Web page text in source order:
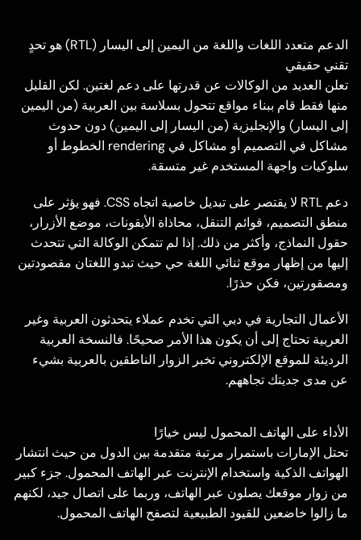
الدعم متعدد اللغات واللغة من اليمين إلى اليسار (RTL) هو تحدٍ
تقني حقيقي
تعلن العديد من الوكالات عن قدرتها على دعم لغتين. لكن القليل
منها فقط قام ببناء مواقع تتحول بسلاسة بين العربية (من اليمين
إلى اليسار) والإنجليزية (من اليسار إلى اليمين) دون حدوث
مشاكل في التصميم أو مشاكل في rendering الخطوط أو
سلوكيات واجهة المستخدم غير متسقة.
دعم RTL لا يقتصر على تبديل خاصية اتجاه CSS. فهو يؤثر على
منطق التصميم، قوائم التنقل، محاذاة الأيقونات، موضع الأزرار،
حقول النماذج، وأكثر من ذلك. إذا لم تتمكن الوكالة التي تتحدث
إليها من إظهار موقع ثنائي اللغة حي حيث تبدو اللغتان مقصودتين
ومصقورتين، فكن حذرًا.
الأعمال التجارية في دبي التي تخدم عملاء يتحدثون العربية وغير
العربية تحتاج إلى أن يكون هذا الأمر صحيحًا. فالنسخة العربية
الرديئة للموقع الإلكتروني تخبر الزوار الناطقين بالعربية بشيء
عن مدى جديتك تجاههم.
الأداء على الهاتف المحمول ليس خيارًا
تحتل الإمارات باستمرار مرتبة متقدمة بين الدول من حيث انتشار
الهواتف الذكية واستخدام الإنترنت عبر الهاتف المحمول. جزء كبير
من زوار موقعك يصلون عبر الهاتف، وربما على اتصال جيد، لكنهم
ما زالوا خاضعين للقيود الطبيعية لتصفح الهاتف المحمول.